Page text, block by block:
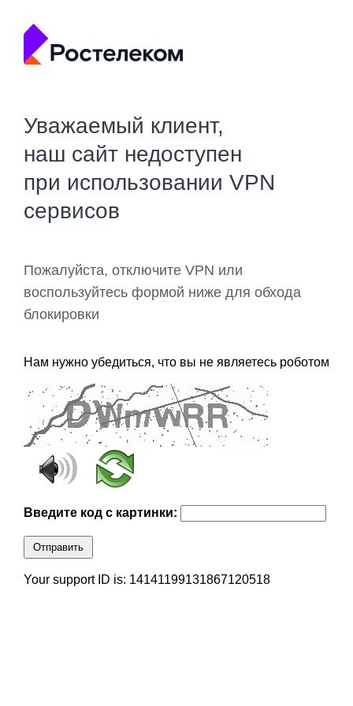
Уважаемый клиент,
наш сайт недоступен
при использовании VPN
сервисов
Пожалуйста, отключите VPN или
воспользуйтесь формой ниже для обхода
блокировки
Нам нужно убедиться, что вы не являетесь роботом
Введите код с картинки:
Отправить
Your support ID is: 14141199131867120518